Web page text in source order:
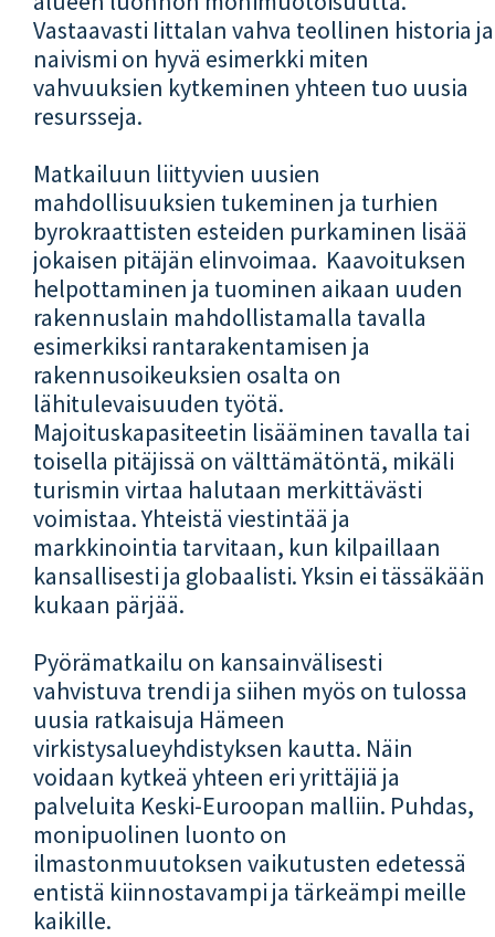
Vastaavasti Iittalan vahva teollinen historia ja
naivismi on hyvä esimerkki miten
vahvuuksien kytkeminen yhteen tuo uusia
resursseja.
Matkailuun liittyvien uusien
mahdollisuuksien tukeminen ja turhien
byrokraattisten esteiden purkaminen lisää
jokaisen pitäjän elinvoimaa. Kaavoituksen
helpottaminen ja tuominen aikaan uuden
rakennuslain mahdollistamalla tavalla
esimerkiksi rantarakentamisen ja
rakennusoikeuksien osalta on
lähitulevaisuuden työtä.
Majoituskapasiteetin lisääminen tavalla tai
toisella pitäjissä on välttämätöntä, mikäli
turismin virtaa halutaan merkittävästi
voimistaa. Yhteistä viestintää ja
markkinointia tarvitaan, kun kilpaillaan
kansallisesti ja globaalisti. Yksin ei tässäkään
kukaan pärjää.
Pyörämatkailu on kansainvälisesti
vahvistuva trendi ja siihen myös on tulossa
uusia ratkaisuja Hämeen
virkistysalueyhdistyksen kautta. Näin
voidaan kytkeä yhteen eri yrittäjiä ja
palveluita Keski-Euroopan malliin. Puhdas,
monipuolinen luonto on
ilmastonmuutoksen vaikutusten edetessä
entistä kiinnostavampi ja tärkeämpi meille
kaikille.